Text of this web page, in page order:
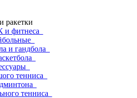
ракетки
и фитнеса
и гандбола
тенниса
тенниса